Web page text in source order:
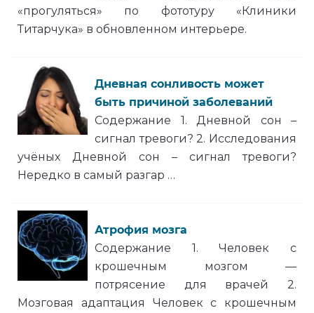
«прогуляться» по фототуру «Клиники
Титарчука» в обновленном интерьере.
Дневная сонливость может
быть причиной заболеваний
Содержание 1. Дневной сон –
сигнал тревоги? 2. Исследования
учёных Дневной сон – сигнал тревоги?
Нередко в самый разгар …
Атрофия мозга
Содержание 1. Человек с
крошечным мозгом —
потрясение для врачей 2.
Мозговая адаптация Человек с крошечным